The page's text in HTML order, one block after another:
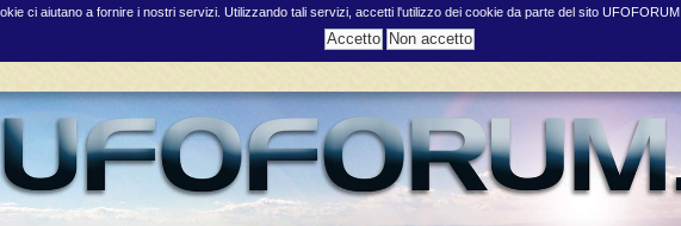
ci aiutano a fornire i nostri servizi. Utilizzando tali servizi, accetti l'utilizzo dei cookie da parte del sito UFOFORUM.